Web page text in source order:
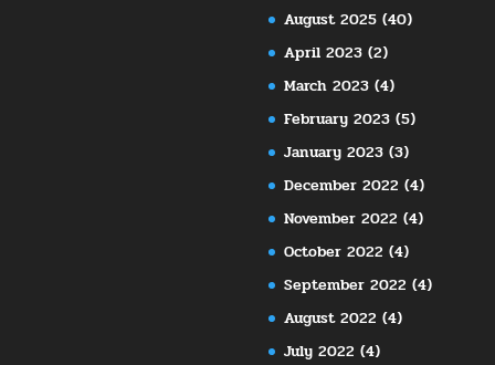
August 2025 (40)
April 2023 (2)
March 2023 (4)
February 2023 (5)
January 2023 (3)
December 2022 (4)
November 2022 (4)
October 2022 (4)
September 2022 (4)
August 2022 (4)
July 2022 (4)